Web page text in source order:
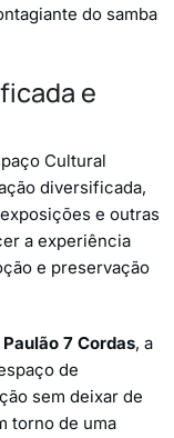
do samba
e
Cultural
diversificada,
e outras
a experiência
e preservação
7 Cordas, a
de
sem deixar de
torno de uma